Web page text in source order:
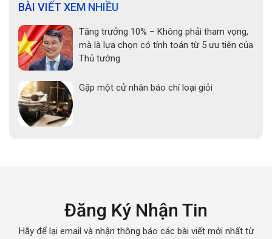
BÀI VIẾT XEM NHIỀU
Tăng trưởng 10% – Không phải tham vọng,
mà là lựa chọn có tính toán từ 5 ưu tiên của
Thủ tướng
Gặp một cử nhân báo chí loại giỏi
Đăng Ký Nhận Tin
Hãy để lại email và nhận thông báo các bài viết mới nhất từ